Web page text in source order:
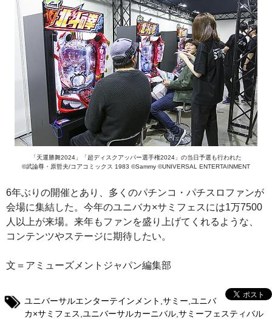
「天運勝舞2024」「超ディスクアッパー選手権2024」の当日予選も行われた
©武論尊・原哲夫/コアコミックス 1983 ©Sammy ©UNIVERSAL ENTERTAINMENT
6年ぶりの開催とあり、多くのパチンコ・パチスロファンが
会場に集結した。今年のユニバカ×サミフェスには1万7500
人以上が来場。来年もファンを盛り上げてくれるような、
コンテンツやステージに期待したい。
文＝アミューズメントジャパン編集部
ユニバーサルエンターテインメント サミー ユニバ
カ×サミフェス ユニバーサルカーニバル サミーフェスティバル